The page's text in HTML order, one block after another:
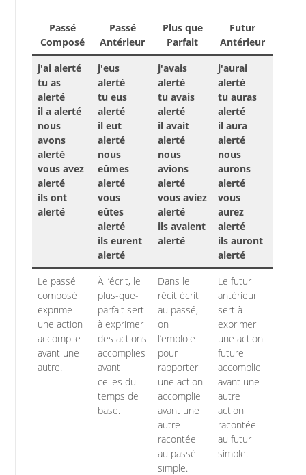
Passé
Composé
Passé
Antérieur
Plus que
Parfait
Futur
Antérieur
j'ai alerté
tu as
alerté
il a alerté
nous
avons
alerté
vous avez
alerté
ils ont
alerté
j'eus
alerté
tu eus
alerté
il eut
alerté
nous
eûmes
alerté
vous
eûtes
alerté
ils eurent
alerté
j'avais
alerté
tu avais
alerté
il avait
alerté
nous
avions
alerté
vous aviez
alerté
ils avaient
alerté
j'aurai
alerté
tu auras
alerté
il aura
alerté
nous
aurons
alerté
vous
aurez
alerté
ils auront
alerté
Le passé
composé
exprime
une action
accomplie
avant une
autre.
À l’écrit, le
plus-que-
parfait sert
à exprimer
des actions
accomplies
avant
celles du
temps de
base.
Dans le
récit écrit
au passé,
on
l’emploie
pour
rapporter
une action
accomplie
avant une
autre
racontée
au passé
simple.
Le futur
antérieur
sert à
exprimer
une action
future
accomplie
avant une
autre
action
racontée
au futur
simple.